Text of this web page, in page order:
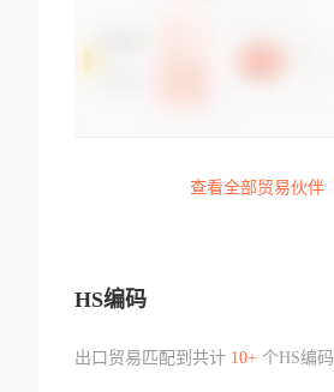
查看全部贸易伙伴
HS编码
出口贸易匹配到共计 10+个HS编码